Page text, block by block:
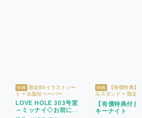
特典
限定B5イラストシー
ト + 出版社ペーパー
LOVE HOLE 303号室
～ミッナイ◇お前にIN
特典
【有償特典】
ルスタンド + 限定
【有償特典付き
キーナイト